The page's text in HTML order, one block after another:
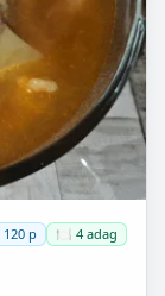
120 p 🍽️ 4 adag